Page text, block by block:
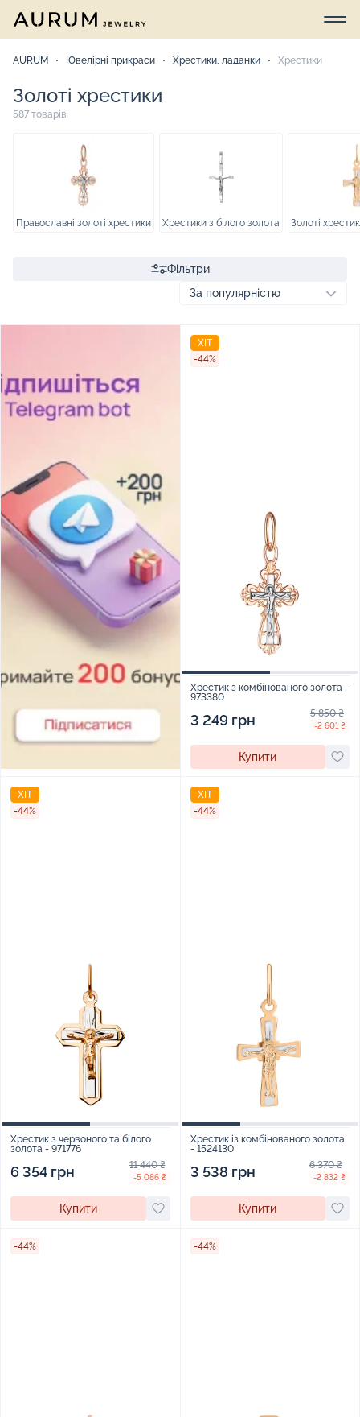
AURUM Ювелірні прикраси Хрестики, ладанки Хрестики
Золоті хрестики
587 товарів
Фільтри
Православні золоті хрестики Хрестики з білого золота Золоті
ХІТ
-44%
Хрестик з комбінованого золота -
973380
3 249 грн 5 850 ₴
-2 601 ₴
Купити
ХІТ
-44%
Хрестик з червоного та білого
золота - 971776
6 354 грн 11 440 ₴
-5 086 ₴
Купити
ХІТ
-44%
Хрестик із комбінованого золота
- 1524130
3 538 грн 6 370 ₴
-2 832 ₴
Купити
-44% -44%